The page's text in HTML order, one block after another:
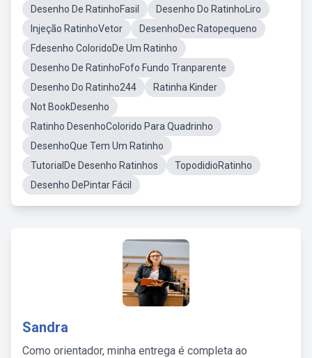
Desenho De RatinhoFasil
Desenho Do RatinhoLiro
Injeção RatinhoVetor
DesenhoDec Ratopequeno
Fdesenho ColoridoDe Um Ratinho
Desenho De RatinhoFofo Fundo Tranparente
Desenho Do Ratinho244
Ratinha Kinder
Not BookDesenho
Ratinho DesenhoColorido Para Quadrinho
DesenhoQue Tem Um Ratinho
TutorialDe Desenho Ratinhos
TopodidioRatinho
Desenho DePintar Fácil
Sandra
Como orientador, minha entrega é completa ao